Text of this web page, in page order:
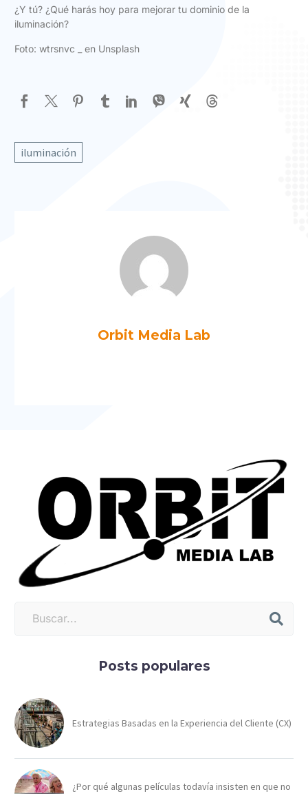
¿Y tú? ¿Qué harás hoy para mejorar tu dominio de la
iluminación?
Foto: wtrsnvc _ en Unsplash
iluminación
Orbit Media Lab
Posts populares
Estrategias Basadas en la Experiencia del Cliente (CX)
¿Por qué algunas películas todavía insisten en que no